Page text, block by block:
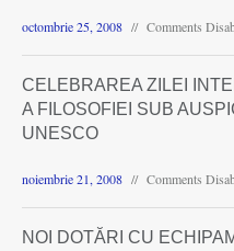
octombrie 25, 2008 Comments
CELEBRAREA ZILEI
A FILOSOFIEI SUB
UNESCO
noiembrie 21, 2008 Comments
NOI DOTĂRI CU